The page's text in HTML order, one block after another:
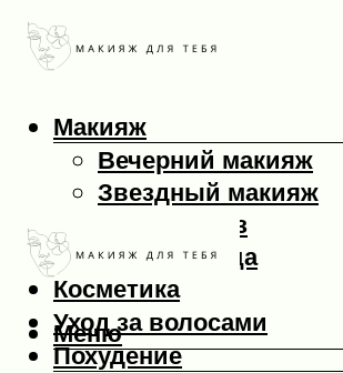
Макияж
Вечерний макияж
Звездный макияж
Макияж глаз
Макияж лица
Косметика
Уход за волосами
Похудение
Меню